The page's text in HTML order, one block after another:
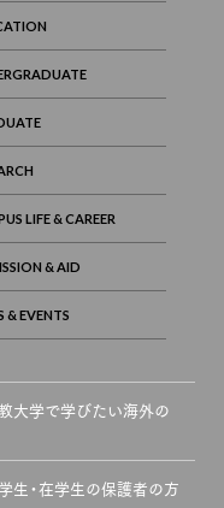
大学で学びたい海外の
生・在学生の保護者の方